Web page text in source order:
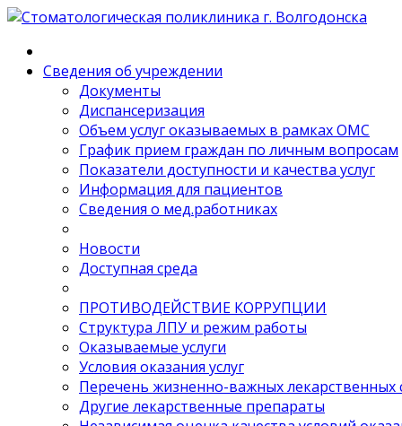
Сведения об учреждении
Документы
Диспансеризация
Объем услуг оказываемых в рамках ОМС
График прием граждан по личным вопросам
Показатели доступности и качества услуг
Информация для пациентов
Сведения о мед.работниках
Новости
Доступная среда
ПРОТИВОДЕЙСТВИЕ КОРРУПЦИИ
Структура ЛПУ и режим работы
Оказываемые услуги
Условия оказания услуг
Перечень жизненно-важных лекарственных
Другие лекарственные препараты